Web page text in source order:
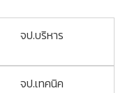
จป.บริหาร
จป.เทคนิค